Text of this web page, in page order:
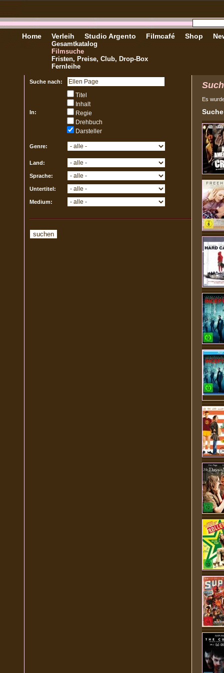
Home Verleih
Gesamtkatalog
Filmsuche
Fristen, Preise, Club, Drop-Box
Fernleihe
Studio Argento Filmcafé Shop
Suche nach:
In:
Titel
Inhalt
Regie
Drehbuch
Darsteller
Genre:
Land:
Sprache:
Untertitel:
Medium:
Es